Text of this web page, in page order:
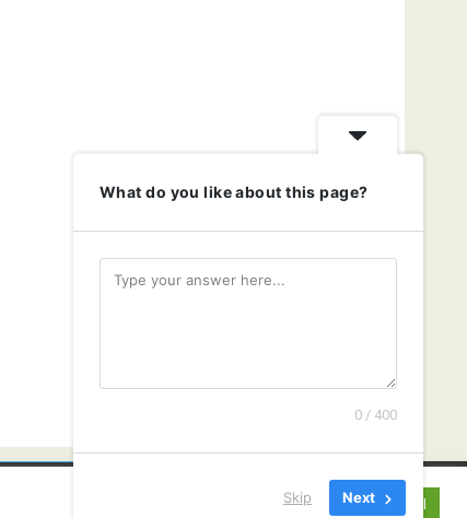
Cookie Settings Accept All
What do you like about this page?
0 / 400
Skip Next